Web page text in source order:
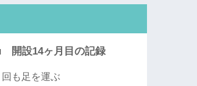
開設14ヶ月目の記録
も足を運ぶ